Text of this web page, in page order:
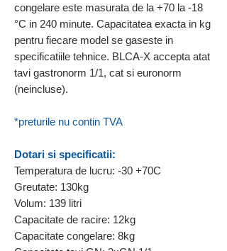
congelare este masurata de la +70 la -18
°C in 240 minute. Capacitatea exacta in kg
pentru fiecare model se gaseste in
specificatiile tehnice. BLCA-X accepta atat
tavi gastronorm 1/1, cat si euronorm
(neincluse).
*preturile nu contin TVA
Dotari si specificatii:
Temperatura de lucru: -30 +70C
Greutate: 130kg
Volum: 139 litri
Capacitate de racire: 12kg
Capacitate congelare: 8kg